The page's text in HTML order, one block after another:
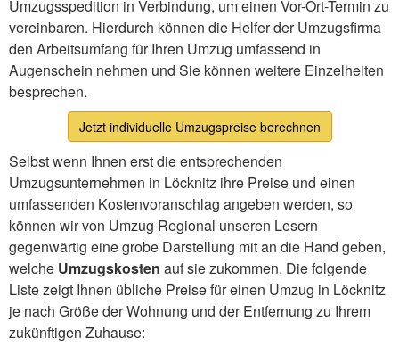
Umzugsspedition in Verbindung, um einen Vor-Ort-Termin zu
vereinbaren. Hierdurch können die Helfer der Umzugsfirma
den Arbeitsumfang für Ihren Umzug umfassend in
Augenschein nehmen und Sie können weitere Einzelheiten
besprechen.
Jetzt individuelle Umzugspreise berechnen
Selbst wenn Ihnen erst die entsprechenden
Umzugsunternehmen in Löcknitz ihre Preise und einen
umfassenden Kostenvoranschlag angeben werden, so
können wir von Umzug Regional unseren Lesern
gegenwärtig eine grobe Darstellung mit an die Hand geben,
welche Umzugskosten auf sie zukommen. Die folgende
Liste zeigt Ihnen übliche Preise für einen Umzug in Löcknitz
je nach Größe der Wohnung und der Entfernung zu Ihrem
zukünftigen Zuhause: